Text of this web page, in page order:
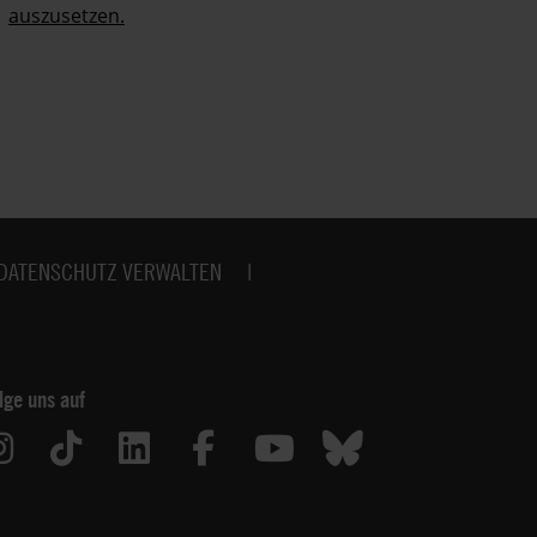
auszusetzen.
VERWALTEN
uns auf